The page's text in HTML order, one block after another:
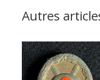
Autres